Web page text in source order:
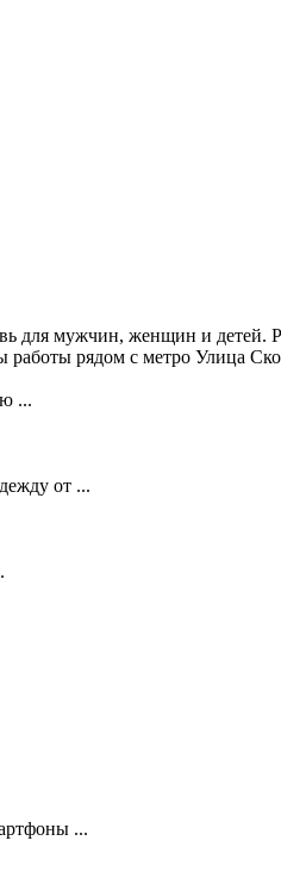
для мужчин, женщин и детей.
рядом с метро Улица
...
от ...
...